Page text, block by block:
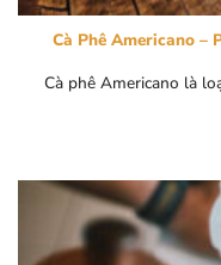
Cà Phê Americano –
Cà phê Americano là